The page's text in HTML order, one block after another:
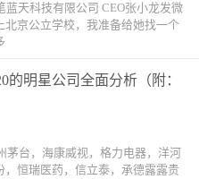
天科技有限公司 CEO张小龙发微
京公立学校，我准备给她找一个
的明星公司全面分析（附：
茅台，海康威视，格力电器，洋河
恒瑞医药，信立泰，承德露露贵